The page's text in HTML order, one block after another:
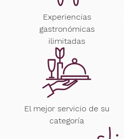
Experiencias
gastronómicas
ilimitadas
El mejor servicio de su
categoría